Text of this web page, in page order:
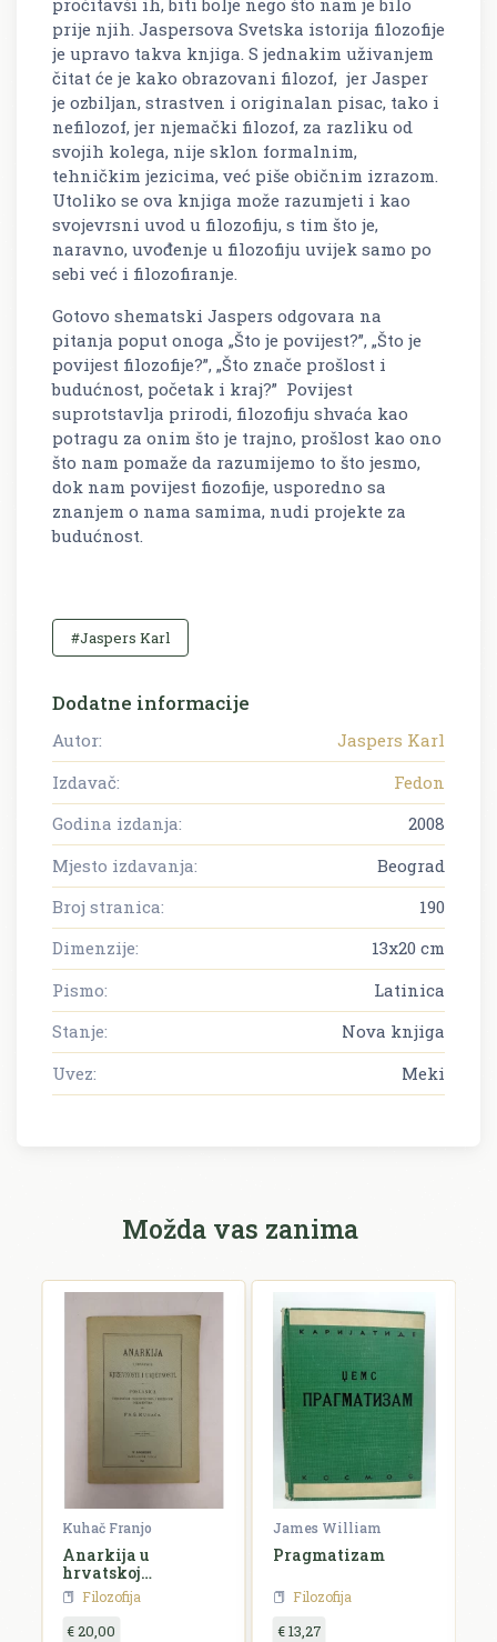
prije njih. Jaspersova Svetska istorija filozofije
je upravo takva knjiga. S jednakim uživanjem
čitat će je kako obrazovani filozof, jer Jasper
je ozbiljan, strastven i originalan pisac, tako i
nefilozof, jer njemački filozof, za razliku od
svojih kolega, nije sklon formalnim,
tehničkim jezicima, već piše običnim izrazom.
Utoliko se ova knjiga može razumjeti i kao
svojevrsni uvod u filozofiju, s tim što je,
naravno, uvođenje u filozofiju uvijek samo po
sebi već i filozofiranje.
Gotovo shematski Jaspers odgovara na
pitanja poput onoga „Što je povijest?”, „Što je
povijest filozofije?”, „Što znače prošlost i
budućnost, početak i kraj?” Povijest
suprotstavlja prirodi, filozofiju shvaća kao
potragu za onim što je trajno, prošlost kao ono
što nam pomaže da razumijemo to što jesmo,
dok nam povijest fiozofije, usporedno sa
znanjem o nama samima, nudi projekte za
budućnost.
#Jaspers Karl
Dodatne informacije
Autor:
Jaspers Karl
Izdavač:
Fedon
Godina izdanja:
2008
Mjesto izdavanja:
Beograd
Broj stranica:
190
Dimenzije:
13x20 cm
Pismo:
Latinica
Stanje:
Nova knjiga
Uvez:
Meki
Možda vas zanima
Kuhač Franjo
Anarkija u
hrvatskoj
književnosti i
umjetnosti
Filozofija
€ 20,00
James William
Pragmatizam
Filozofija
€ 13,27